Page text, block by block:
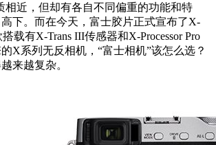
相近，但却有各自不同偏重的功能和特
下。而在今天，富士胶片正式宣布了X-
载有X-Trans III传感器和X-Processor Pro
X系列无反相机，“富士相机”该怎么选？
来越复杂。